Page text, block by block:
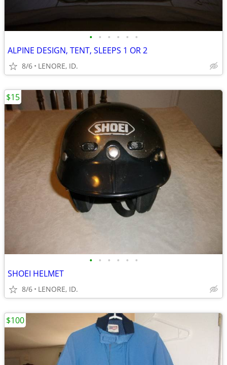
• • • • • •
ALPINE DESIGN, TENT, SLEEPS 1 OR 2
8/6 LENORE, ID.
• • • • • •
SHOEI HELMET
8/6 LENORE, ID.
$15
$100